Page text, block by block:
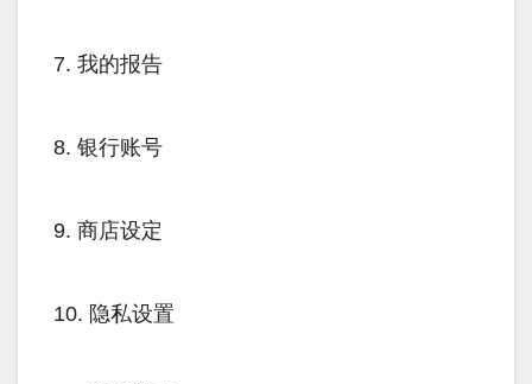
7. 我的报告
8. 银行账号
9. 商店设定
10. 隐私设置